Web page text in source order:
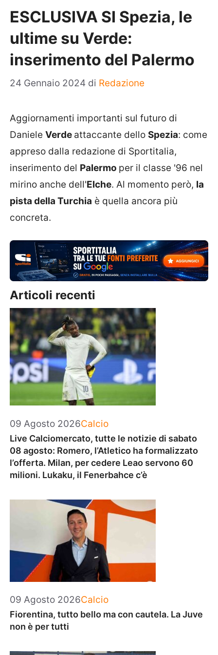
ESCLUSIVA SI Spezia, le
ultime su Verde:
inserimento del Palermo
24 Gennaio 2024 di Redazione
Aggiornamenti importanti sul futuro di
Daniele Verde attaccante dello Spezia: come
appreso dalla redazione di Sportitalia,
inserimento del Palermo per il classe '96 nel
mirino anche dell'Elche. Al momento però, la
pista della Turchia è quella ancora più
concreta.
Articoli recenti
09 Agosto 2026Categorie
Calcio
Live Calciomercato, tutte le notizie di sabato
08 agosto: Romero, l’Atletico ha formalizzato
l’offerta. Milan, per cedere Leao servono 60
milioni. Lukaku, il Fenerbahce c’è
09 Agosto 2026Categorie
Calcio
Fiorentina, tutto bello ma con cautela. La Juve
non è per tutti